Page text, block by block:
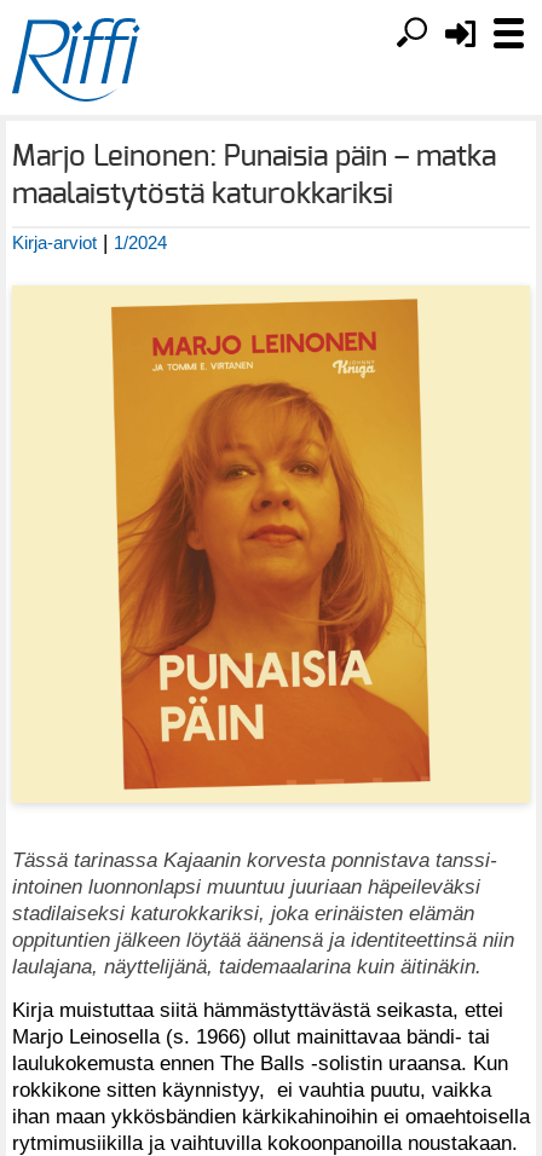
Marjo Leinonen: Punaisia päin – matka
maalaistytöstä katurokkariksi
Kirja-arviot | 1/2024
Tässä tarinassa Kajaanin korvesta ponnistava tanssi-
intoinen luonnonlapsi muuntuu juuriaan häpeileväksi
stadilaiseksi katurokkariksi, joka erinäisten elämän
oppituntien jälkeen löytää äänensä ja identiteettinsä niin
laulajana, näyttelijänä, taidemaalarina kuin äitinäkin.
Kirja muistuttaa siitä hämmästyttävästä seikasta, ettei
Marjo Leinosella (s. 1966) ollut mainittavaa bändi- tai
laulukokemusta ennen The Balls -solistin uraansa. Kun
rokkikone sitten käynnistyy, ei vauhtia puutu, vaikka
ihan maan ykkösbändien kärkikahinoihin ei omaehtoisella
rytmimusiikilla ja vaihtuvilla kokoonpanoilla noustakaan.